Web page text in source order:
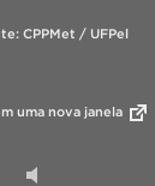
CPPMet / UFPel
uma nova janela